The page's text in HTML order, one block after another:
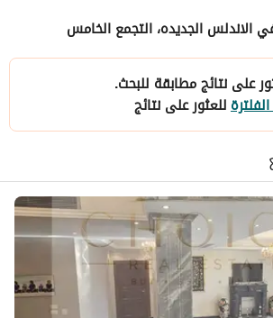
على نتائج مطابقة للبحث.
للعثور على نتائج